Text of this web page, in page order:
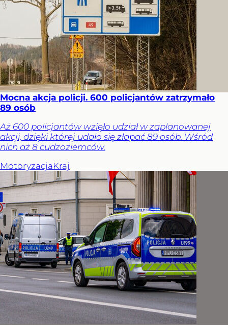
Mocna akcja policji. 600 policjantów zatrzymało
89 osób
Aż 600 policjantów wzięło udział w zaplanowanej
akcji, dzięki której udało się złapać 89 osób. Wśród
nich aż 8 cudzoziemców.
MotoryzacjaKraj